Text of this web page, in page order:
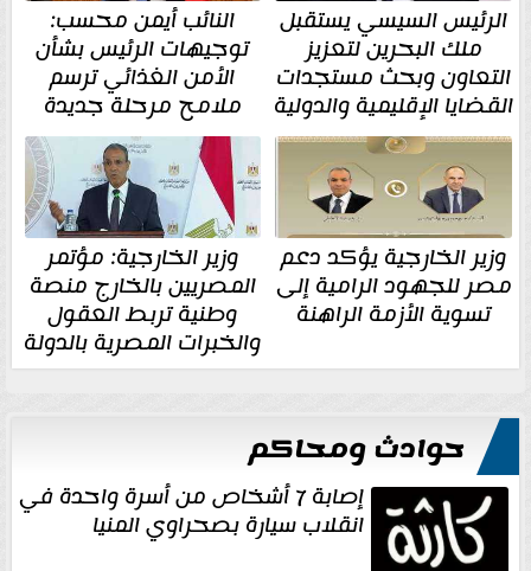
الرئيس السيسي يستقبل
ملك البحرين لتعزيز
التعاون وبحث مستجدات
القضايا الإقليمية والدولية
النائب أيمن محسب:
توجيهات الرئيس بشأن
الأمن الغذائي ترسم
ملامح مرحلة جديدة
وزير الخارجية يؤكد دعم
مصر للجهود الرامية إلى
تسوية الأزمة الراهنة
وزير الخارجية: مؤتمر
المصريين بالخارج منصة
وطنية تربط العقول
والخبرات المصرية بالدولة
حوادث ومحاكم
إصابة 7 أشخاص من أسرة واحدة في
انقلاب سيارة بصحراوي المنيا